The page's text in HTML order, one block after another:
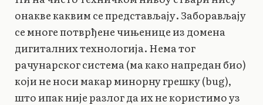
онакве каквим се представљају. Заборављају
се многе потврђене чињенице из домена
дигиталних технологија. Нема тог
рачунарског система (ма како напредан био)
који не носи макар минорну грешку (bug),
што ипак није разлог да их не користимо уз